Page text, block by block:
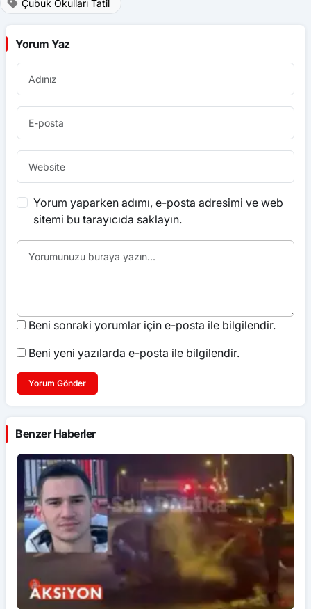
Çubuk Okulları Tatil
Yorum Yaz
Yorum yaparken adımı, e-posta adresimi ve web
sitemi bu tarayıcıda saklayın.
Beni sonraki yorumlar için e-posta ile bilgilendir.
Beni yeni yazılarda e-posta ile bilgilendir.
Yorum Gönder
Benzer Haberler